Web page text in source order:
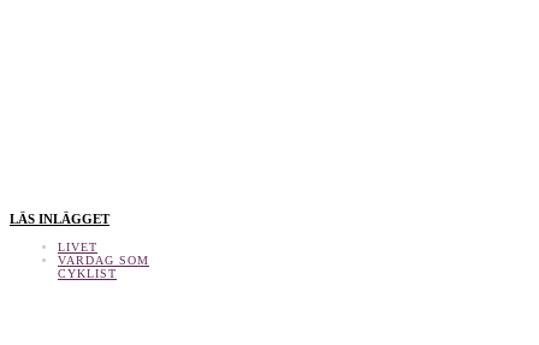
LÄS INLÄGGET
LIVET
VARDAG SOM
CYKLIST